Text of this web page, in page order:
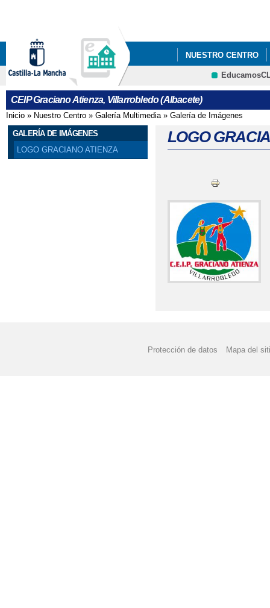
NUESTRO CENTRO
INFÓRMATE AMPA
CEIP Graciano Atienza, Villarrobledo (Albacete)
Se encuentra usted aquí
Inicio » Nuestro Centro » Galería Multimedia» Galería de Imágenes
GALERÍA DE IMÁGENES
LOGO GRACIANO ATIENZA
LOGO
Protección de datos Mapa del